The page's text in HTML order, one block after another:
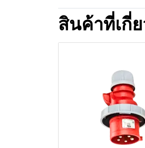
สินค้าที่เกี่